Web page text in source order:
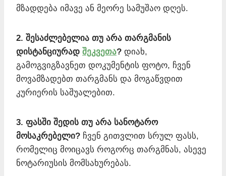
მზადდება იმავე ან მეორე სამუშაო დღეს.
2. შესაძლებელია თუ არა თარგმანის
დისტანციურად შეკვეთა? დიახ,
გამოგვიგზავნეთ დოკუმენტის ფოტო, ჩვენ
მოვამზადებთ თარგმანს და მოგაწვდით
კურიერის საშუალებით.
3. ფასში შედის თუ არა სანოტარო
მოსაკრებელი? ჩვენ გითვლით სრულ ფასს,
რომელიც მოიცავს როგორც თარგმნას, ასევე
ნოტარიუსის მომსახურებას.